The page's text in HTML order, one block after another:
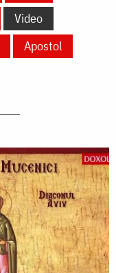
Video
Apostol